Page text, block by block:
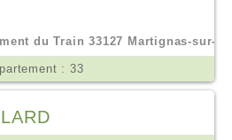
du Train 33127 Martignas-sur-
: 33